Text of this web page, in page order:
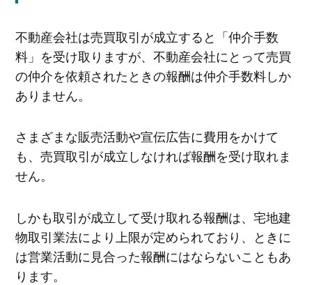
不動産会社は売買取引が成立すると「仲介手数
料」を受け取りますが、不動産会社にとって売買
の仲介を依頼されたときの報酬は仲介手数料しか
ありません。
さまざまな販売活動や宣伝広告に費用をかけて
も、売買取引が成立しなければ報酬を受け取れま
せん。
しかも取引が成立して受け取れる報酬は、宅地建
物取引業法により上限が定められており、ときに
は営業活動に見合った報酬にはならないこともあ
ります。